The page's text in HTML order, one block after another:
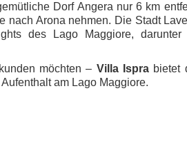
Dorf Angera nur 6 km
nach Arona nehmen. Die Stadt
des Lago Maggiore, darunter
möchten – Villa Isprabietet
am Lago Maggiore.